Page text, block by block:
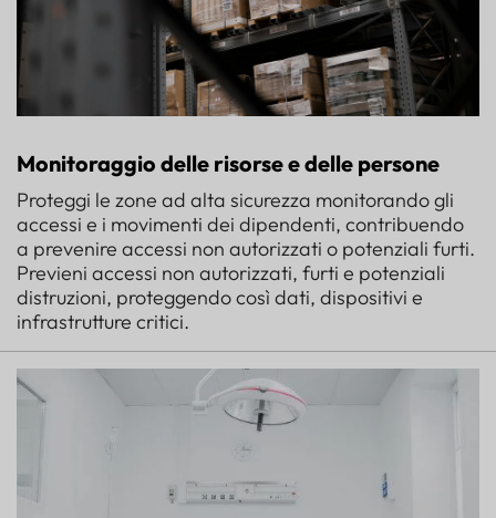
Monitoraggio delle risorse e delle persone
Proteggi le zone ad alta sicurezza monitorando gli
accessi e i movimenti dei dipendenti, contribuendo
a prevenire accessi non autorizzati o potenziali furti.
Previeni accessi non autorizzati, furti e potenziali
distruzioni, proteggendo così dati, dispositivi e
infrastrutture critici.